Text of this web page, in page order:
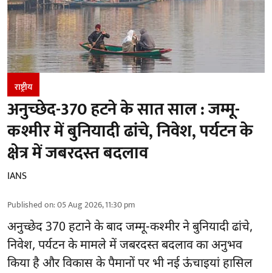
राष्ट्रीय
अनुच्छेद-370 हटने के सात साल : जम्मू-
कश्मीर में बुनियादी ढांचे, निवेश, पर्यटन के
क्षेत्र में जबरदस्त बदलाव
IANS
Published on:05 Aug 2026, 11:30 pm
अनुच्छेद 370 हटाने के बादजम्मू-कश्मीर ने बुनियादी ढांचे,
निवेश, पर्यटन के मामले में जबरदस्त बदलाव का अनुभव
किया है और विकास के पैमानों पर भी नई ऊंचाइयां हासिल